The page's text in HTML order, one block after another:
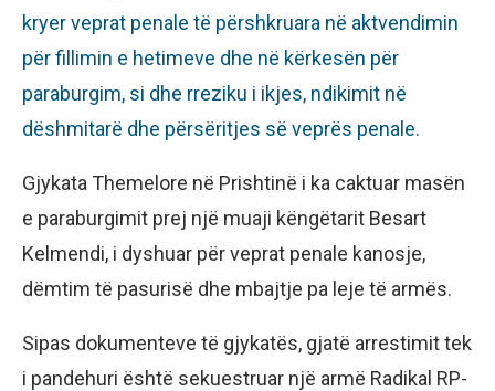
kryer veprat penale të përshkruara në aktvendimin
për fillimin e hetimeve dhe në kërkesën për
paraburgim, si dhe rreziku i ikjes, ndikimit në
dëshmitarë dhe përsëritjes së veprës penale.
Gjykata Themelore në Prishtinë i ka caktuar masën
e paraburgimit prej një muaji këngëtarit Besart
Kelmendi, i dyshuar për veprat penale kanosje,
dëmtim të pasurisë dhe mbajtje pa leje të armës.
Sipas dokumenteve të gjykatës, gjatë arrestimit tek
i pandehuri është sekuestruar një armë Radikal RP-